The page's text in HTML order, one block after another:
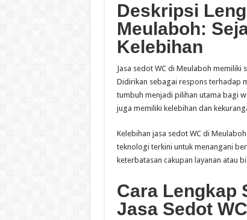
Deskripsi
Meulaboh:
Kelebihan
Jasa sedot WC di Meulaboh
Didirikan sebagai respons terhadap
tumbuh menjadi pilihan utama bagi
juga memiliki kelebihan dan
Kelebihan jasa sedot WC di
teknologi terkini untuk menangani
keterbatasan cakupan layanan atau
Cara Lengkap
Jasa Sedot WC